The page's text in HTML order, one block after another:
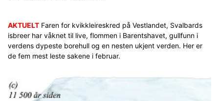
AKTUELT Faren for kvikkleireskred på Vestlandet, Svalbards
isbreer har våknet til live, flommen i Barentshavet, gullfunn i
verdens dypeste borehull og en nesten ukjent verden. Her er
de fem mest leste sakene i februar.